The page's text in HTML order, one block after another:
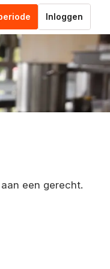
Inloggen
een gerecht.